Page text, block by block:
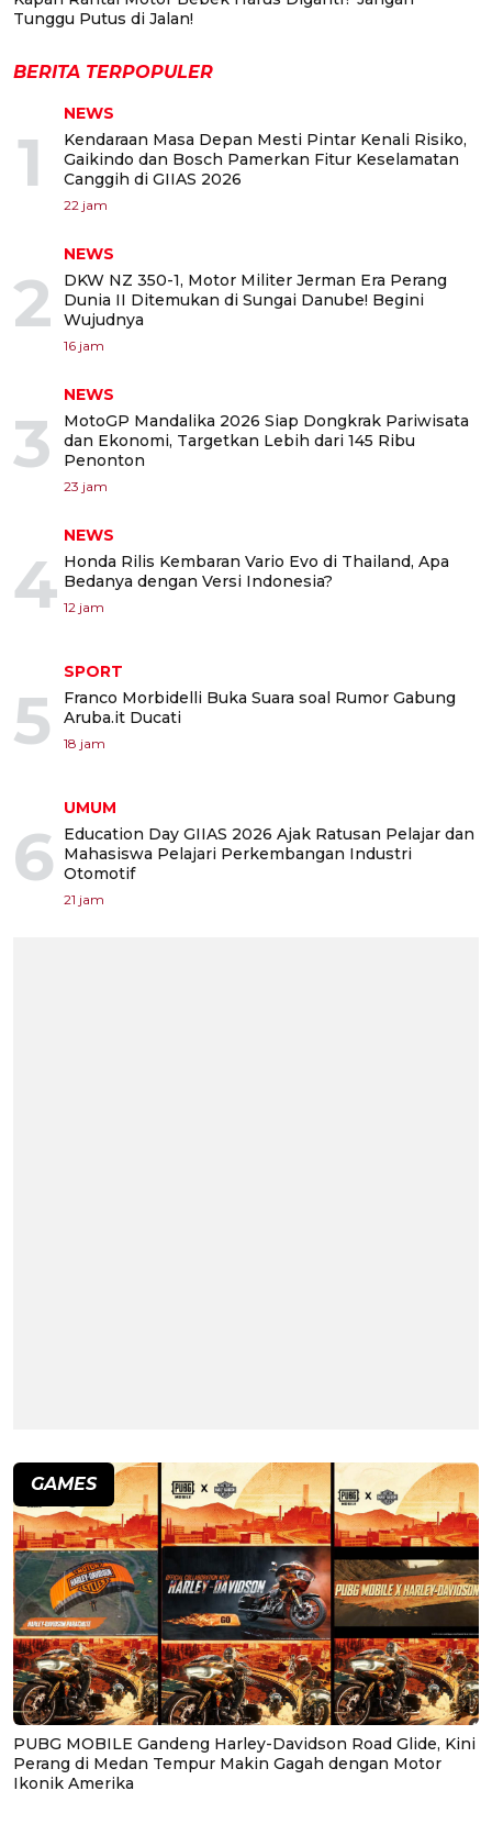
Tunggu Putus di Jalan!
BERITA TERPOPULER
1
NEWS
Kendaraan Masa Depan Mesti Pintar Kenali Risiko,
Gaikindo dan Bosch Pamerkan Fitur Keselamatan
Canggih di GIIAS 2026
22 jam
2
NEWS
DKW NZ 350-1, Motor Militer Jerman Era Perang
Dunia II Ditemukan di Sungai Danube! Begini
Wujudnya
16 jam
3
NEWS
MotoGP Mandalika 2026 Siap Dongkrak Pariwisata
dan Ekonomi, Targetkan Lebih dari 145 Ribu
Penonton
23 jam
4
NEWS
Honda Rilis Kembaran Vario Evo di Thailand, Apa
Bedanya dengan Versi Indonesia?
12 jam
5
SPORT
Franco Morbidelli Buka Suara soal Rumor Gabung
Aruba.it Ducati
18 jam
6
UMUM
Education Day GIIAS 2026 Ajak Ratusan Pelajar dan
Mahasiswa Pelajari Perkembangan Industri
Otomotif
21 jam
GAMES
PUBG MOBILE Gandeng Harley-Davidson Road Glide, Kini
Perang di Medan Tempur Makin Gagah dengan Motor
Ikonik Amerika